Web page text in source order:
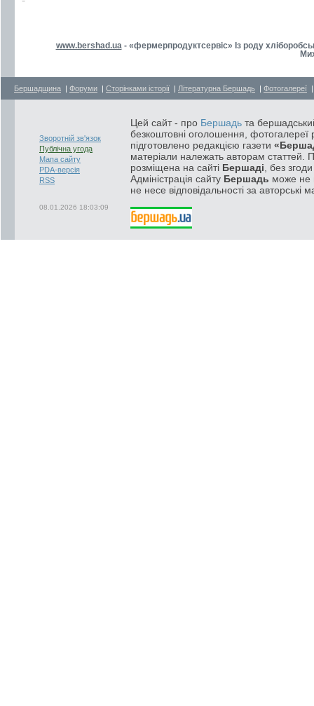
www.bershad.ua - «фермерпродуктсервіс» Із роду
Бершадщина | Форуми | Сторінками історії | Літературна Бершадь | Фотогалереї
Зворотній зв'язок
Публічна угода
Мапа сайту
PDA-версія
RSS
08.01.2026 18:03:09
Цей сайт - про Бершадь та
безкоштовні оголошення, фотогалереї
підготовлено редакцією газети
матеріали належать авторам статтей.
розміщена на сайті Бершаді , без
Адміністрація сайту Бершадь може не
не несе відповідальності за авторські